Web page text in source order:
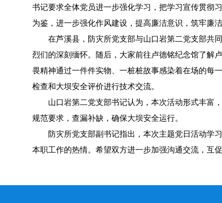
书记要求全体党员进一步强化学习，把学习宣传贯彻
为鉴，进一步强化作风建设，提高廉洁意识，筑牢廉
在芦溪县，防灾所党支部与山口岩第二党支部共
烈们的深刻缅怀。随后，大家前往卢德铭纪念馆了解
畏精神通过一件件实物、一桩桩故事感染着在场的每
检查和大坝安全评价进行技术交流。
山口岩第二党支部书记认为，本次活动形式丰富
规范要求，查漏补缺，确保大坝安全运行。
防灾所党支部副书记指出，本次主题党日活动学
本职工作的热情。希望双方进一步加强沟通交流，互